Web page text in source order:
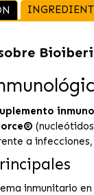
a infecciones,
inmunitario